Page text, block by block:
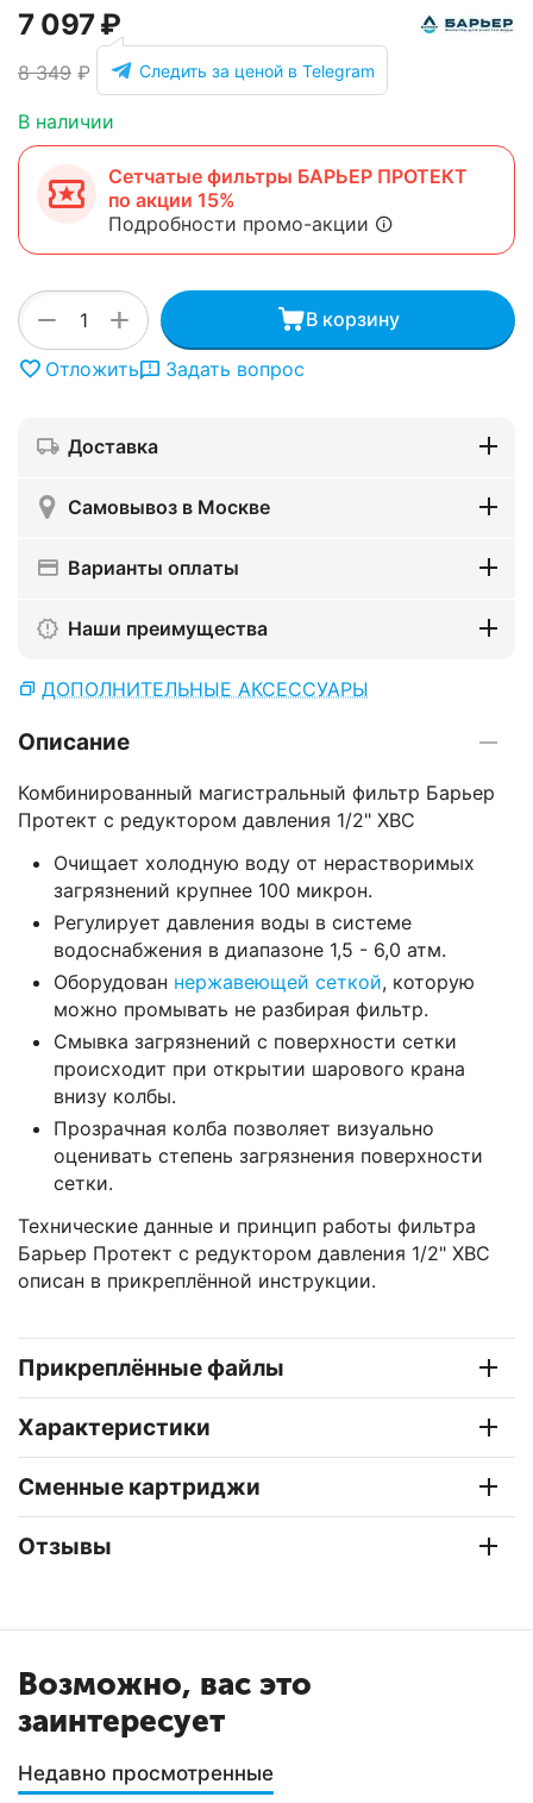
7 097₽
8 349 ₽ Следить за ценой в Telegram
В наличии
Сетчатые фильтры БАРЬЕР ПРОТЕКТ
по акции 15%
Подробности промо-акции
+
− В корзину
Отложить Задать вопрос
Доставка
Самовывоз в Москве
Варианты оплаты
Наши преимущества
ДОПОЛНИТЕЛЬНЫЕ АКСЕССУАРЫ
Описание
Комбинированный магистральный фильтр Барьер
Протект с редуктором давления 1/2" ХВС
Очищает холодную воду от нерастворимых
загрязнений крупнее 100 микрон.
Регулирует давления воды в системе
водоснабжения в диапазоне 1,5 - 6,0 атм.
Оборудован нержавеющей сеткой, которую
можно промывать не разбирая фильтр.
Смывка загрязнений с поверхности сетки
происходит при открытии шарового крана
внизу колбы.
Прозрачная колба позволяет визуально
оценивать степень загрязнения поверхности
сетки.
Технические данные и принцип работы фильтра
Барьер Протект с редуктором давления 1/2" ХВС
описан в прикреплённой инструкции.
Прикреплённые файлы
Характеристики
Сменные картриджи
Отзывы
Возможно, вас это
заинтересует
Недавно просмотренные